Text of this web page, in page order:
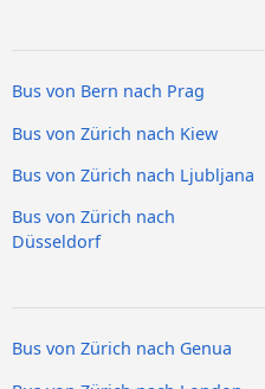
Bus von Bern nach Prag
Bus von Zürich nach Kiew
Bus von Zürich nach Ljubljana
Bus von Zürich nach
Düsseldorf
Bus von Zürich nach Genua